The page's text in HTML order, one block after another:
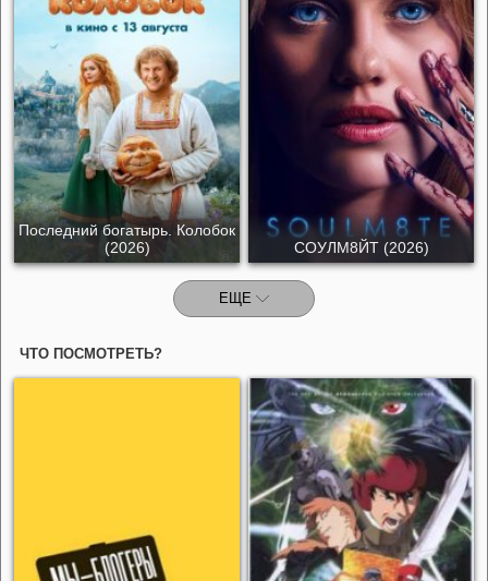
Последний богатырь. Колобок
(2026)
СОУЛМ8ЙТ (2026)
ЕЩЕ
ЧТО ПОСМОТРЕТЬ?